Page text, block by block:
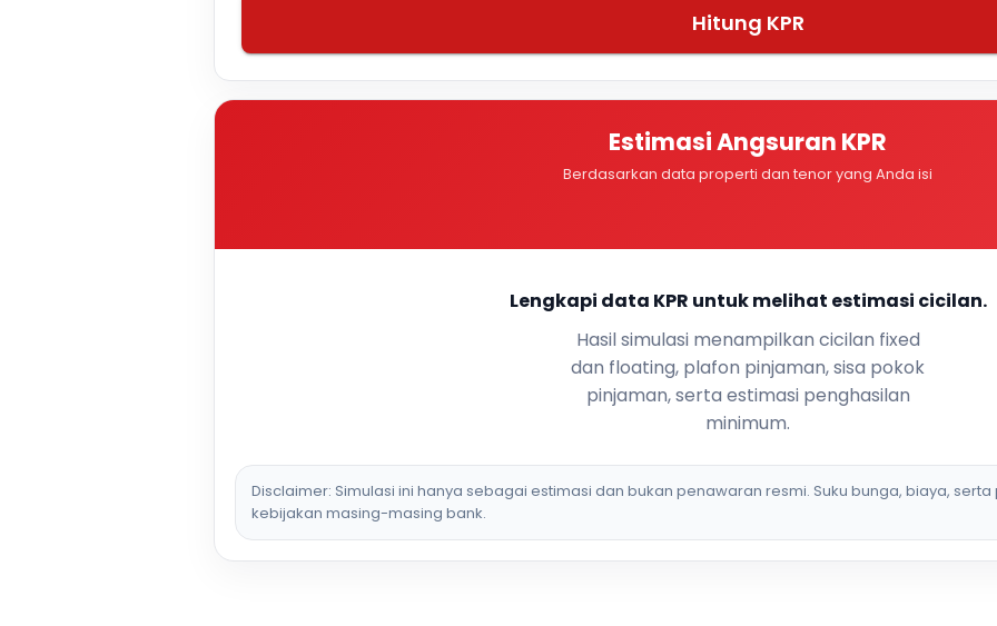
Hitung KPR
Estimasi Angsuran KPR
Berdasarkan data properti dan tenor yang Anda isi
Lengkapi data KPR untuk melihat estimasi cicilan.
Hasil simulasi menampilkan cicilan fixed
dan floating, plafon pinjaman, sisa pokok
pinjaman, serta estimasi penghasilan
minimum.
Disclaimer: Simulasi ini hanya sebagai estimasi dan bukan penawaran resmi. Suku bunga, biaya,
kebijakan masing-masing bank.